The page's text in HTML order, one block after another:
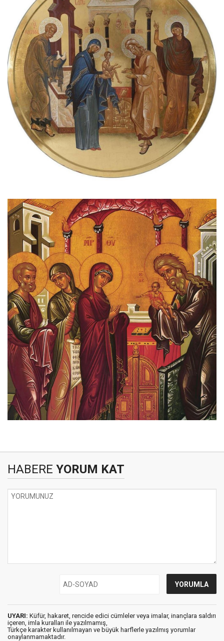
HABERE YORUM KAT
UYARI: Küfür, hakaret, rencide edici cümleler veya imalar, inançlara saldırı
içeren, imla kuralları ile yazılmamış,
Türkçe karakter kullanılmayan ve büyük harflerle yazılmış yorumlar
onaylanmamaktadır.